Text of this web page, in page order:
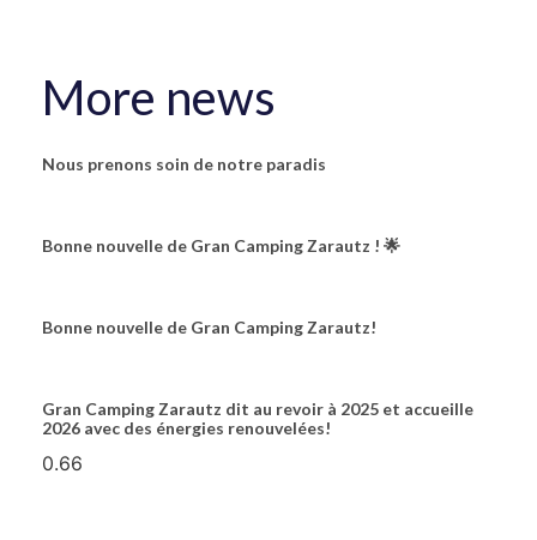
More news
Nous prenons soin de notre paradis
Bonne nouvelle de Gran Camping Zarautz ! 🌟
Bonne nouvelle de Gran Camping Zarautz!
Gran Camping Zarautz dit au revoir à 2025 et accueille
2026 avec des énergies renouvelées!